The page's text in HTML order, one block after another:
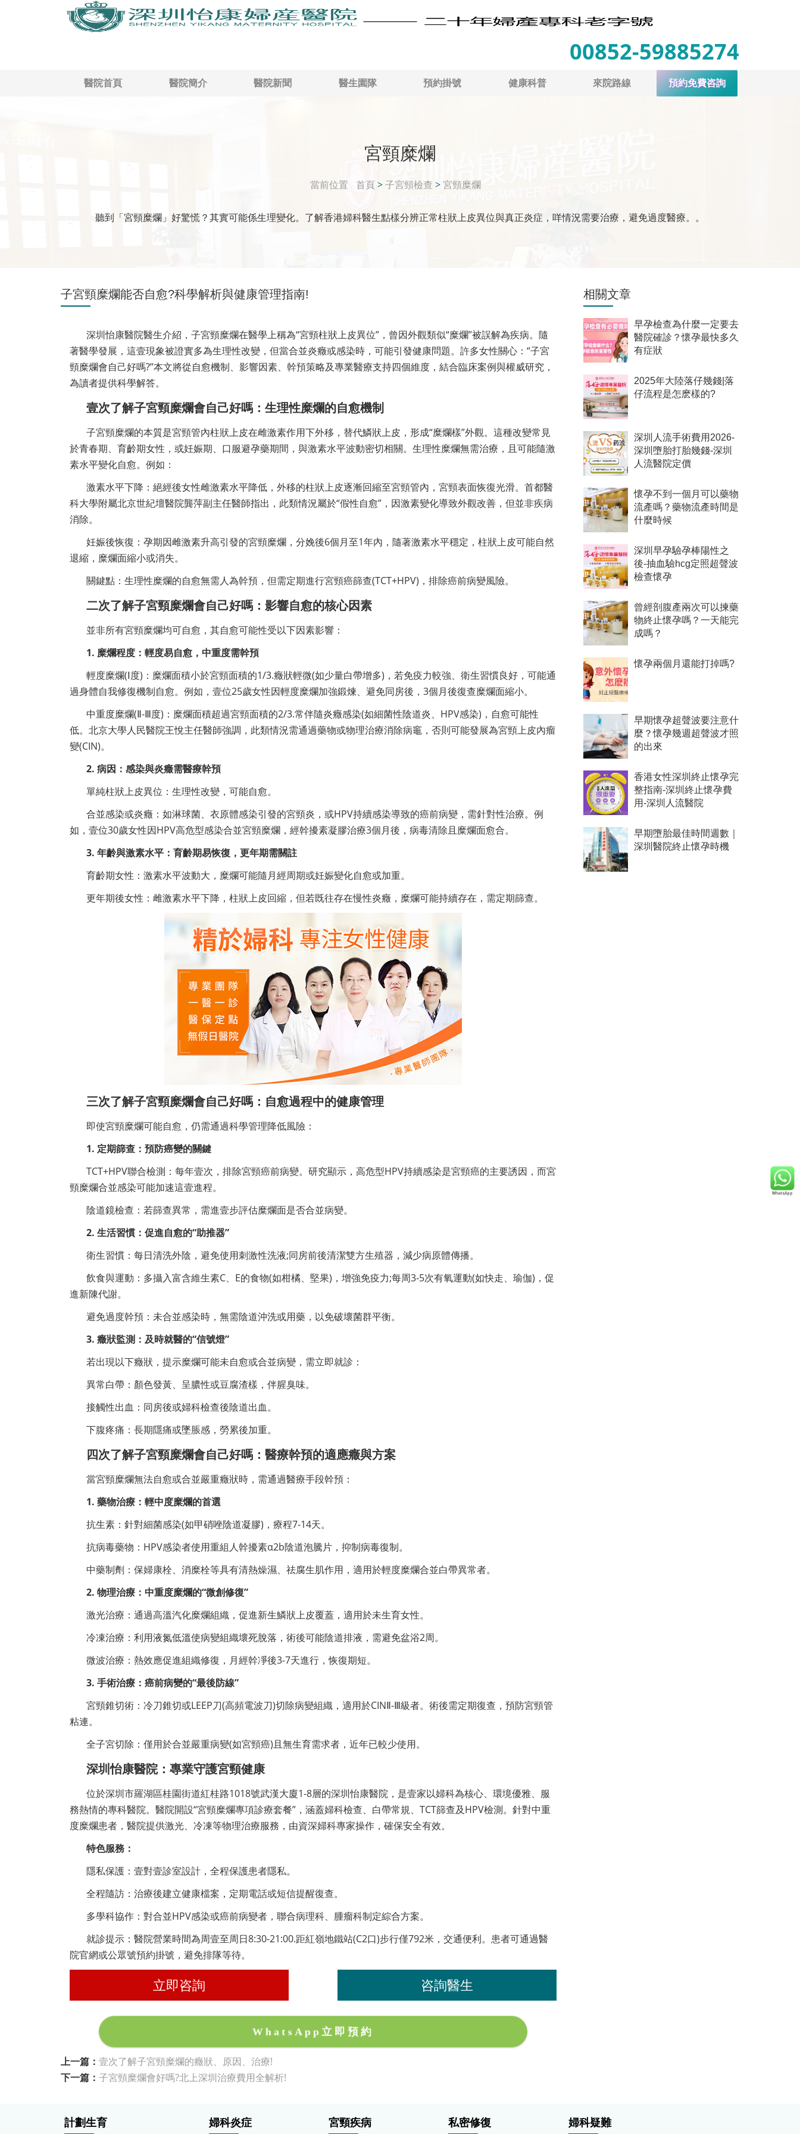
00852-59885274
醫院首頁 醫院簡介 醫院新聞 醫生園隊 預約掛號 健康科普 來院路線 預約免費咨詢
宮頸糜爛
當前位置 首頁>子宮頸檢查 >宮頸糜爛
聽到「宮頸糜爛」好驚慌？其實可能係生理變化。了解香港婦科醫生點樣分辨正常柱狀上皮異位與真正炎症，咩情況需要治療，避免過度醫療。。
子宮頸糜爛能否自愈?科學解析與健康管理指南!
深圳怡康醫院醫生介紹，子宮頸糜爛在醫學上稱為“宮頸柱狀上皮異位”，曾因外觀類似“糜爛”被誤解為疾病。隨
著醫學發展，這壹現象被證實多為生理性改變，但當合並炎癥或感染時，可能引發健康問題。許多女性關心：“子宮
頸糜爛會自己好嗎?”本文將從自愈機制、影響因素、幹預策略及專業醫療支持四個維度，結合臨床案例與權威研究，
為讀者提供科學解答。
壹次了解子宮頸糜爛會自己好嗎：生理性糜爛的自愈機制
子宮頸糜爛的本質是宮頸管內柱狀上皮在雌激素作用下外移，替代鱗狀上皮，形成“糜爛樣”外觀。這種改變常見
於青春期、育齡期女性，或妊娠期、口服避孕藥期間，與激素水平波動密切相關。生理性糜爛無需治療，且可能隨激
素水平變化自愈。例如：
激素水平下降：絕經後女性雌激素水平降低，外移的柱狀上皮逐漸回縮至宮頸管內，宮頸表面恢復光滑。首都醫
科大學附屬北京世紀壇醫院龔萍副主任醫師指出，此類情況屬於“假性自愈”，因激素變化導致外觀改善，但並非疾病
消除。
妊娠後恢復：孕期因雌激素升高引發的宮頸糜爛，分娩後6個月至1年內，隨著激素水平穩定，柱狀上皮可能自然
退縮，糜爛面縮小或消失。
關鍵點：生理性糜爛的自愈無需人為幹預，但需定期進行宮頸癌篩查(TCT+HPV)，排除癌前病變風險。
二次了解子宮頸糜爛會自己好嗎：影響自愈的核心因素
並非所有宮頸糜爛均可自愈，其自愈可能性受以下因素影響：
1. 糜爛程度：輕度易自愈，中重度需幹預
輕度糜爛(Ⅰ度)：糜爛面積小於宮頸面積的1/3.癥狀輕微(如少量白帶增多)，若免疫力較強、衛生習慣良好，可能通
過身體自我修復機制自愈。例如，壹位25歲女性因輕度糜爛加強鍛煉、避免同房後，3個月後復查糜爛面縮小。
中重度糜爛(Ⅱ-Ⅲ度)：糜爛面積超過宮頸面積的2/3.常伴隨炎癥感染(如細菌性陰道炎、HPV感染)，自愈可能性
低。北京大學人民醫院王悅主任醫師強調，此類情況需通過藥物或物理治療消除病竈，否則可能發展為宮頸上皮內瘤
變(CIN)。
2. 病因：感染與炎癥需醫療幹預
單純柱狀上皮異位：生理性改變，可能自愈。
合並感染或炎癥：如淋球菌、衣原體感染引發的宮頸炎，或HPV持續感染導致的癌前病變，需針對性治療。例
如，壹位30歲女性因HPV高危型感染合並宮頸糜爛，經幹擾素凝膠治療3個月後，病毒清除且糜爛面愈合。
3. 年齡與激素水平：育齡期易恢復，更年期需關註
育齡期女性：激素水平波動大，糜爛可能隨月經周期或妊娠變化自愈或加重。
更年期後女性：雌激素水平下降，柱狀上皮回縮，但若既往存在慢性炎癥，糜爛可能持續存在，需定期篩查。
三次了解子宮頸糜爛會自己好嗎：自愈過程中的健康管理
即使宮頸糜爛可能自愈，仍需通過科學管理降低風險：
1. 定期篩查：預防癌變的關鍵
TCT+HPV聯合檢測：每年壹次，排除宮頸癌前病變。研究顯示，高危型HPV持續感染是宮頸癌的主要誘因，而宮
頸糜爛合並感染可能加速這壹進程。
陰道鏡檢查：若篩查異常，需進壹步評估糜爛面是否合並病變。
2. 生活習慣：促進自愈的“助推器”
衛生習慣：每日清洗外陰，避免使用刺激性洗液;同房前後清潔雙方生殖器，減少病原體傳播。
飲食與運動：多攝入富含維生素C、E的食物(如柑橘、堅果)，增強免疫力;每周3-5次有氧運動(如快走、瑜伽)，促
進新陳代謝。
避免過度幹預：未合並感染時，無需陰道沖洗或用藥，以免破壞菌群平衡。
3. 癥狀監測：及時就醫的“信號燈”
若出現以下癥狀，提示糜爛可能未自愈或合並病變，需立即就診：
異常白帶：顏色發黃、呈膿性或豆腐渣樣，伴腥臭味。
接觸性出血：同房後或婦科檢查後陰道出血。
下腹疼痛：長期隱痛或墜脹感，勞累後加重。
四次了解子宮頸糜爛會自己好嗎：醫療幹預的適應癥與方案
當宮頸糜爛無法自愈或合並嚴重癥狀時，需通過醫療手段幹預：
1. 藥物治療：輕中度糜爛的首選
抗生素：針對細菌感染(如甲硝唑陰道凝膠)，療程7-14天。
抗病毒藥物：HPV感染者使用重組人幹擾素α2b陰道泡騰片，抑制病毒復制。
中藥制劑：保婦康栓、消糜栓等具有清熱燥濕、祛腐生肌作用，適用於輕度糜爛合並白帶異常者。
2. 物理治療：中重度糜爛的“微創修復”
激光治療：通過高溫汽化糜爛組織，促進新生鱗狀上皮覆蓋，適用於未生育女性。
冷凍治療：利用液氮低溫使病變組織壞死脫落，術後可能陰道排液，需避免盆浴2周。
微波治療：熱效應促進組織修復，月經幹凈後3-7天進行，恢復期短。
3. 手術治療：癌前病變的“最後防線”
宮頸錐切術：冷刀錐切或LEEP刀(高頻電波刀)切除病變組織，適用於CINⅡ-Ⅲ級者。術後需定期復查，預防宮頸管
粘連。
全子宮切除：僅用於合並嚴重病變(如宮頸癌)且無生育需求者，近年已較少使用。
深圳怡康醫院：專業守護宮頸健康
位於深圳市羅湖區桂園街道紅桂路1018號武漢大廈1-8層的深圳怡康醫院，是壹家以婦科為核心、環境優雅、服
務熱情的專科醫院。醫院開設“宮頸糜爛專項診療套餐”，涵蓋婦科檢查、白帶常規、TCT篩查及HPV檢測。針對中重
度糜爛患者，醫院提供激光、冷凍等物理治療服務，由資深婦科專家操作，確保安全有效。
特色服務：
隱私保護：壹對壹診室設計，全程保護患者隱私。
全程隨訪：治療後建立健康檔案，定期電話或短信提醒復查。
多學科協作：對合並HPV感染或癌前病變者，聯合病理科、腫瘤科制定綜合方案。
就診提示：醫院營業時間為周壹至周日8:30-21:00.距紅嶺地鐵站(C2口)步行僅792米，交通便利。患者可通過醫
院官網或公眾號預約掛號，避免排隊等待。
立即咨詢 咨詢醫生
WhatsApp立即預約
上一篇： 壹次了解子宮頸糜爛的癥狀、原因、治療!
下一篇： 子宮頸糜爛會好嗎?北上深圳治療費用全解析!
相關文章
早孕檢查為什麼一定要去
醫院確診？懷孕最快多久
有症狀
2025年大陸落仔幾錢|落
仔流程是怎麽樣的?
深圳人流手術費用2026-
深圳墮胎打胎幾錢-深圳
人流醫院定價
懷孕不到一個月可以藥物
流產嗎？藥物流產時間是
什麼時候
深圳早孕驗孕棒陽性之
後-抽血驗hcg定照超聲波
檢查懷孕
曾經剖腹產兩次可以揀藥
物終止懷孕嗎？一天能完
成嗎？
懷孕兩個月還能打掉嗎?
早期懷孕超聲波要注意什
麼？懷孕幾週超聲波才照
的出來
香港女性深圳終止懷孕完
整指南-深圳終止懷孕費
用-深圳人流醫院
早期墮胎最佳時間週數｜
深圳醫院終止懷孕時機
計劃生育 婦科炎症 宮頸疾病 私密修復 婦科疑難